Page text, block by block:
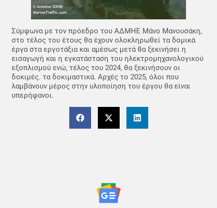
Σύμφωνα με τον πρόεδρο του ΑΔΜΗΕ Μάνο Μανουσάκη,
στο τέλος του έτους θα έχουν ολοκληρωθεί τα δομικά
έργα στα εργοτάξια και αμέσως μετά θα ξεκινήσει η
εισαγωγή και η εγκατάσταση του ηλεκτρομηχανολογικού
εξοπλισμού ενώ, τέλος του 2024, θα ξεκινήσουν οι
δοκιμές. τα δοκιμαστικά. Αρχές το 2025, όλοι που
λαμβάνουν μέρος στην υλοποίηση του έργου θα είναι
υπερήφανοι.